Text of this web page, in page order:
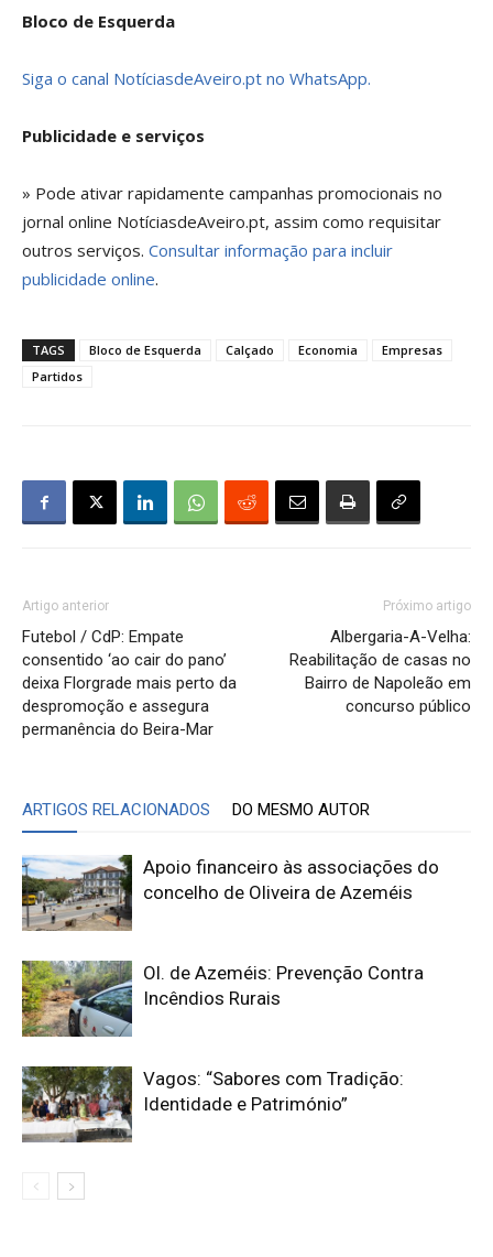
Bloco de Esquerda
Siga o canal NotíciasdeAveiro.pt no WhatsApp.
Publicidade e serviços
» Pode ativar rapidamente campanhas promocionais no
jornal online NotíciasdeAveiro.pt, assim como requisitar
outros serviços. Consultar informação para incluir
publicidade online.
TAGS Bloco de Esquerda Calçado Economia
Empresas
Partidos
Artigo anterior
Futebol / CdP: Empate
consentido ‘ao cair do pano’
deixa Florgrade mais perto da
despromoção e assegura
permanência do Beira-Mar
Próximo artigo
Albergaria-A-Velha:
Reabilitação de casas no
Bairro de Napoleão em
concurso público
ARTIGOS RELACIONADOS DO MESMO AUTOR
Apoio financeiro às associações do
concelho de Oliveira de Azeméis
Ol. de Azeméis: Prevenção Contra
Incêndios Rurais
Vagos: “Sabores com Tradição:
Identidade e Património”